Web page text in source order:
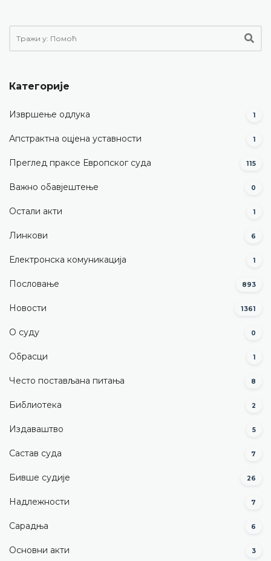
Категорије
Извршење одлука 1
Апстрактна оцјена уставности 1
Преглед праксе Европског суда 115
Важно обавјештење 0
Остали акти 1
Линкови 6
Електронска комуникација 1
Пословање 893
Новости 1361
О суду 0
Обрасци 1
Често постављана питања 8
Библиотека 2
Издаваштво 5
Састав суда 7
Бивше судије 26
Надлежности 7
Сарадња 6
Основни акти 3